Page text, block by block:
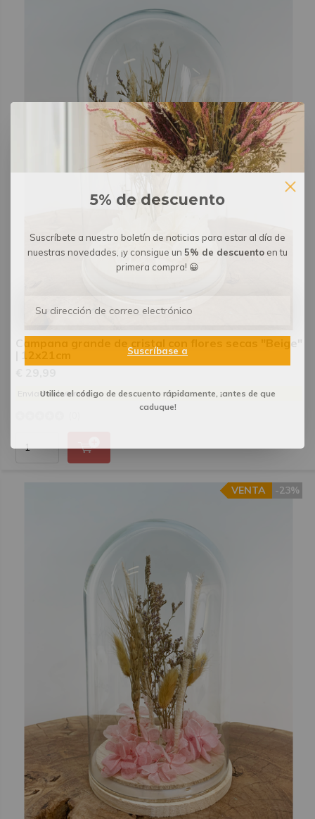
Enviado el viernes
-23%
VENTA
5% de descuento
Suscríbete a nuestro boletín de noticias para estar al día de
nuestras novedades, ¡y consigue un 5% de descuento en tu
primera compra! 😀
Suscríbase a
Utilice el código de descuento rápidamente, ¡antes de que
caduque!